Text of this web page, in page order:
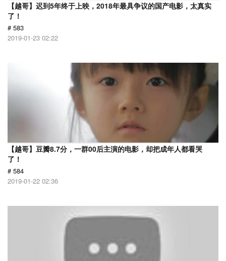
【越哥】迟到5年终于上映，2018年最具争议的国产电影，太真实
了！
# 583
2019-01-23 02:22
【越哥】豆瓣8.7分，一群00后主演的电影，却把成年人都看哭
了！
# 584
2019-01-22 02:36